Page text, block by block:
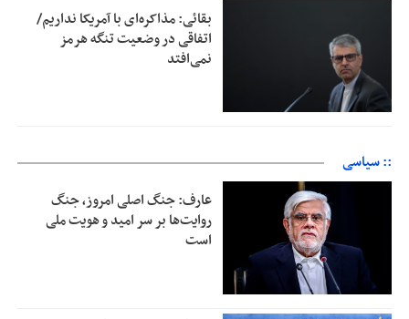
بقائی: مذاکره‌ای با آمریکا نداریم/
اتفاقی در وضعیت تنگه هرمز
نمی‌افتد
:: سیاسی
عارف: جنگ اصلی امروز، جنگ
روایت‌ها بر سر امید و هویت ملی
است